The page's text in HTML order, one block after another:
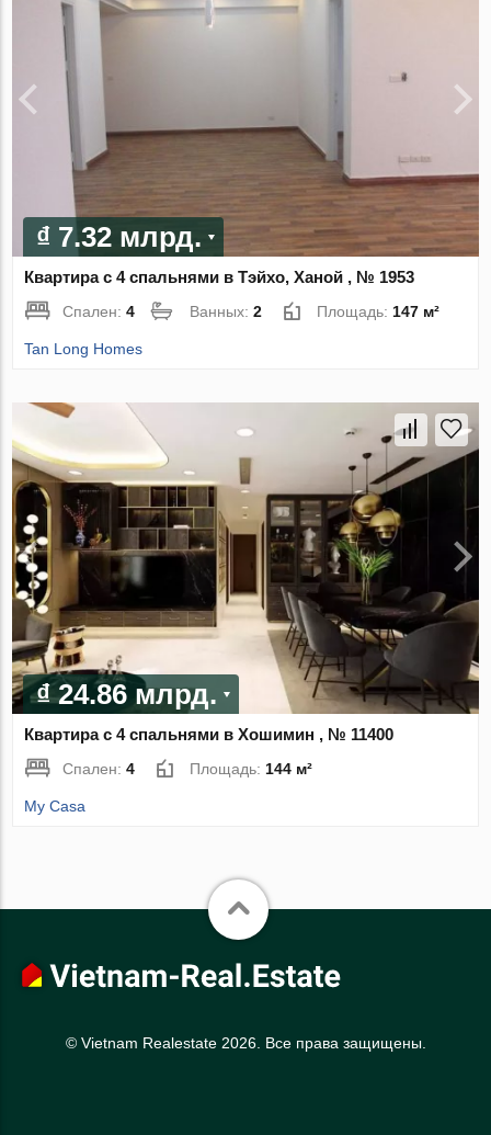
₫ 7.32 млрд.
Квартира с 4 спальнями в Тэйхо, Ханой , № 1953
Спален:4 Ванных:2 Площадь: 147 м²
Tan Long Homes
₫ 24.86 млрд.
Квартира с 4 спальнями в Хошимин , № 11400
Спален:4 Площадь: 144 м²
My Casa
© Vietnam Realestate 2026. Все права защищены.